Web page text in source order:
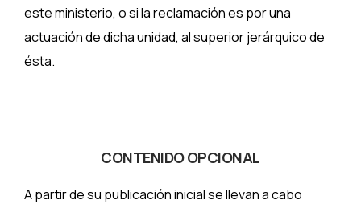
este ministerio, o si la reclamación es por una
actuación de dicha unidad, al superior jerárquico de
ésta.
CONTENIDO OPCIONAL
A partir de su publicación inicial se llevan a cabo